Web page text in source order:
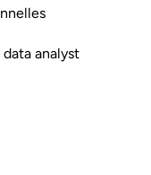
analyst